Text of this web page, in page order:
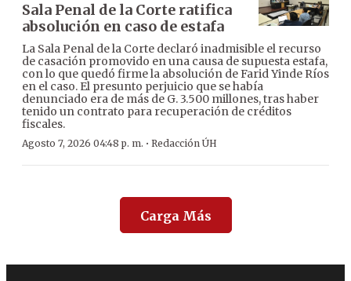
Sala Penal de la Corte ratifica
absolución en caso de estafa
La Sala Penal de la Corte declaró inadmisible el recurso
de casación promovido en una causa de supuesta estafa,
con lo que quedó firme la absolución de Farid Yinde Ríos
en el caso. El presunto perjuicio que se había
denunciado era de más de G. 3.500 millones, tras haber
tenido un contrato para recuperación de créditos
fiscales.
Agosto 7, 2026 04:48 p. m. · Redacción ÚH
Carga Más